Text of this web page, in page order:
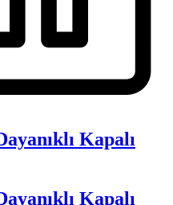
Kapalı
Kapalı